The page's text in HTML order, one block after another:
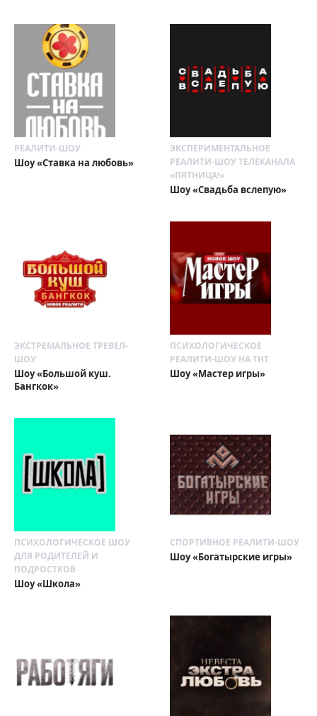
РЕАЛИТИ-ШОУ
Шоу «Ставка на любовь»
ЭКСПЕРИМЕНТАЛЬНОЕ
РЕАЛИТИ-ШОУ ТЕЛЕКАНАЛА
«ПЯТНИЦА!»
Шоу «Свадьба вслепую»
ЭКСТРЕМАЛЬНОЕ ТРЕВЕЛ-
ШОУ
Шоу «Большой куш.
Бангкок»
ПСИХОЛОГИЧЕСКОЕ
РЕАЛИТИ-ШОУ НА ТНТ
Шоу «Мастер игры»
ПСИХОЛОГИЧЕСКОЕ ШОУ
ДЛЯ РОДИТЕЛЕЙ И
ПОДРОСТКОВ
Шоу «Школа»
СПОРТИВНОЕ РЕАЛИТИ-ШОУ
Шоу «Богатырские игры»